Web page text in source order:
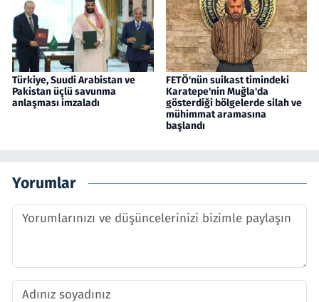
Türkiye, Suudi Arabistan ve
Pakistan üçlü savunma
anlaşması imzaladı
FETÖ'nün suikast timindeki
Karatepe'nin Muğla'da
gösterdiği bölgelerde silah ve
mühimmat aramasına
başlandı
Yorumlar